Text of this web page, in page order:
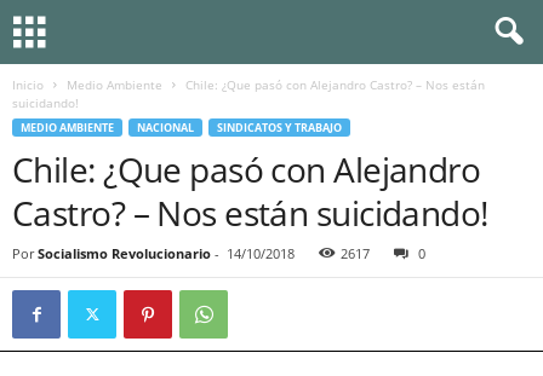
Inicio Medio Ambiente
Chile: ¿Que pasó con Alejandro Castro? – Nos están
suicidando!
MEDIO AMBIENTE NACIONAL SINDICATOS Y TRABAJO
Chile: ¿Que pasó con Alejandro
Castro? – Nos están suicidando!
Por Socialismo Revolucionario - 14/10/2018 2617 0